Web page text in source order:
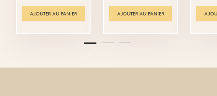
AJOUTER AU PANIER AJOUTER AU PANIER